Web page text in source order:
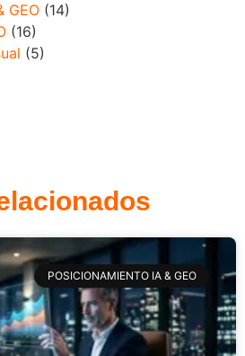
GEO (14)
(16)
(5)
POSICIONAMIENTO IA & GEO